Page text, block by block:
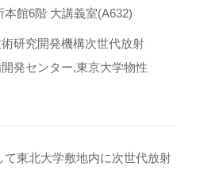
本館6階 大講義室(A632)
研究開発機構次世代放射
発センター,東京大学物性
て東北大学敷地内に次世代放射